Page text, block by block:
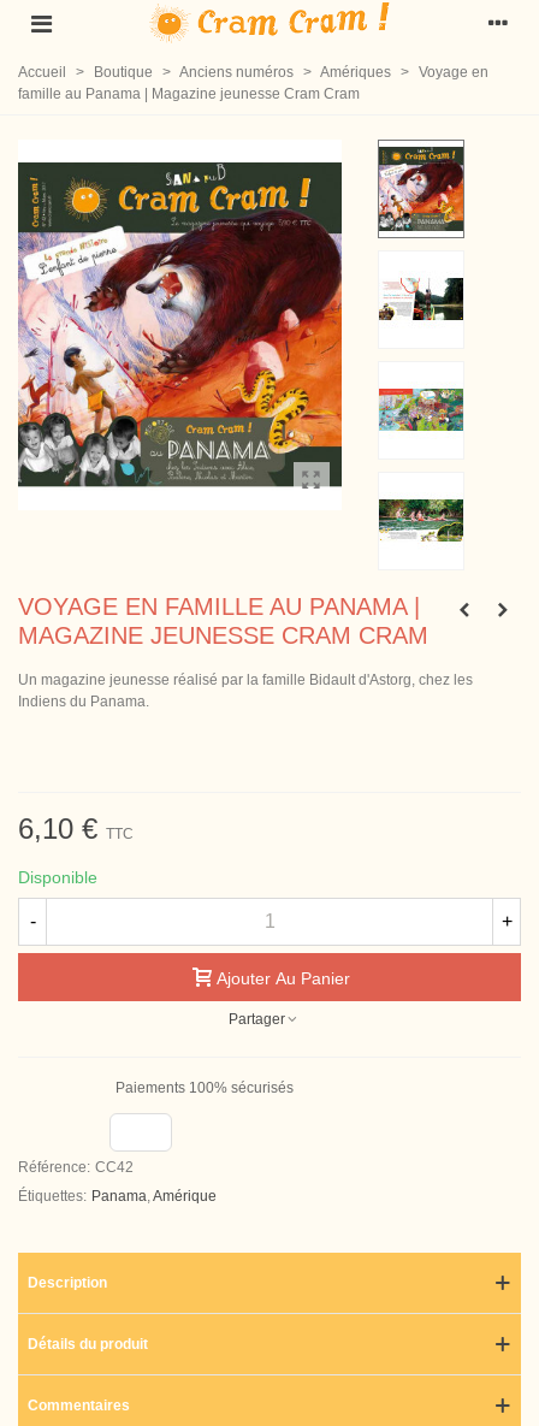
Accueil > Boutique > Anciens numéros > Amériques > Voyage en
famille au Panama | Magazine jeunesse Cram Cram
VOYAGE EN FAMILLE AU PANAMA |
MAGAZINE JEUNESSE CRAM CRAM
Un magazine jeunesse réalisé par la famille Bidault d'Astorg, chez les
Indiens du Panama.
6,10 € TTC
Disponible
- +
Ajouter Au Panier
Partager
Paiements 100% sécurisés
Référence: CC42
Étiquettes: Panama,Amérique
Description
Détails du produit
Commentaires